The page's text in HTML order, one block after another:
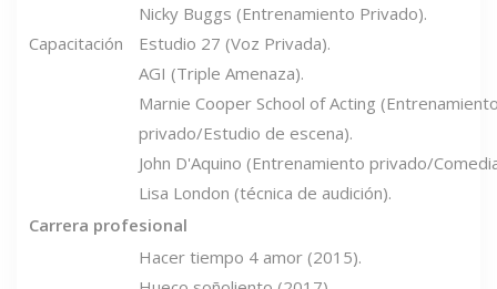
Capacitación
Nicky Buggs (Entrenamiento Privado).
Estudio 27 (Voz Privada).
​AGI (Triple Amenaza).
Marnie Cooper School of Acting
privado/Estudio de escena).
John D'Aquino (Entrenamiento privado/
Lisa London (técnica de audición).
Carrera profesional
Hacer tiempo 4 amor (2015).